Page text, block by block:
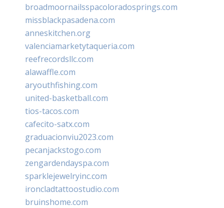
broadmoornailsspacoloradosprings.com
missblackpasadena.com
anneskitchen.org
valenciamarketytaqueria.com
reefrecordsllc.com
alawaffle.com
aryouthfishing.com
united-basketball.com
tios-tacos.com
cafecito-satx.com
graduacionviu2023.com
pecanjackstogo.com
zengardendayspa.com
sparklejewelryinc.com
ironcladtattoostudio.com
bruinshome.com